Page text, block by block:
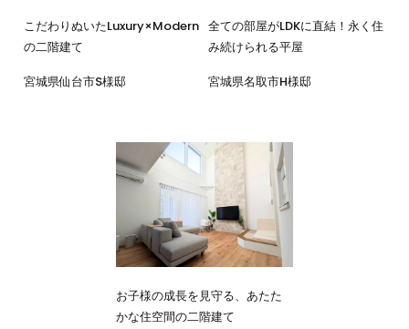
こだわりぬいたLuxury×Modern
の二階建て
宮城県仙台市S様邸
全ての部屋がLDKに直結！永く住
み続けられる平屋
宮城県名取市H様邸
お子様の成長を見守る、あたた
かな住空間の二階建て